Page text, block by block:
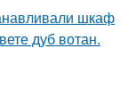
шкаф
дуб вотан.